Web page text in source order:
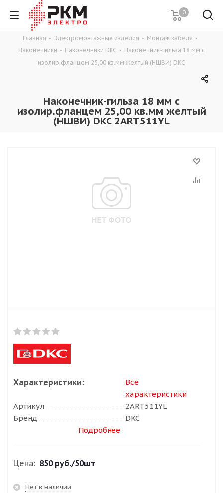
0
Главная - Электромонтажные изделия - Монтаж кабеля -
Наконечники - Наконечники DKC - Наконечник-гильза 18 мм с
изолир.фланцем 25,00 кв.мм желтый (НШВИ) DKC
Наконечник-гильза 18 мм с
изолир.фланцем 25,00 кв.мм желтый
(НШВИ) DKC 2ART511YL
Характеристики:
Все
характеристики
Артикул
2ART511YL
Бренд
DKC
Подробнее
Цена: 850 руб./50шт
Нет в наличии